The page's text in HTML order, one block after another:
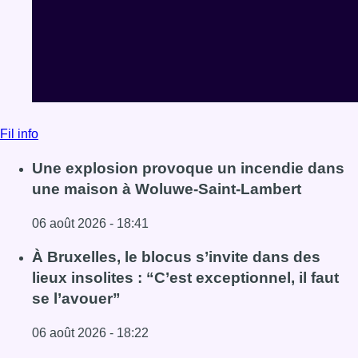
Fil info
Une explosion provoque un incendie dans
une maison à Woluwe-Saint-Lambert
06 août 2026 - 18:41
Lire l'article Une explosion provoque un incendie dans
À Bruxelles, le blocus s’invite dans des
lieux insolites : “C’est exceptionnel, il faut
se l’avouer”
06 août 2026 - 18:22